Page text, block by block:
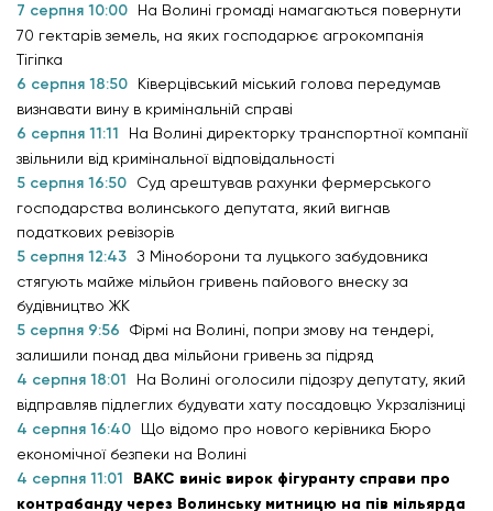
7 серпня 10:00
На Волині громаді намагаються повернути
70 гектарів земель, на яких господарює агрокомпанія
Тігіпка
6 серпня 18:50
Ківерцівський міський голова передумав
визнавати вину в кримінальній справі
6 серпня 11:11
На Волині директорку транспортної компанії
звільнили від кримінальної відповідальності
5 серпня 16:50
Суд арештував рахунки фермерського
господарства волинського депутата, який вигнав
податкових ревізорів
5 серпня 12:43 З Міноборони та луцького забудовника
стягують майже мільйон гривень пайового внеску за
будівництво ЖК
5 серпня 9:56
Фірмі на Волині, попри змову на тендері,
залишили понад два мільйони гривень за підряд
4 серпня 18:01
На Волині оголосили підозру депутату, який
відправляв підлеглих будувати хату посадовцю Укрзалізниці
4 серпня 16:40
Що відомо про нового керівника Бюро
економічної безпеки на Волині
4 серпня 11:01
ВАКС виніс вирок фігуранту справи про
контрабанду через Волинську митницю на пів мільярда